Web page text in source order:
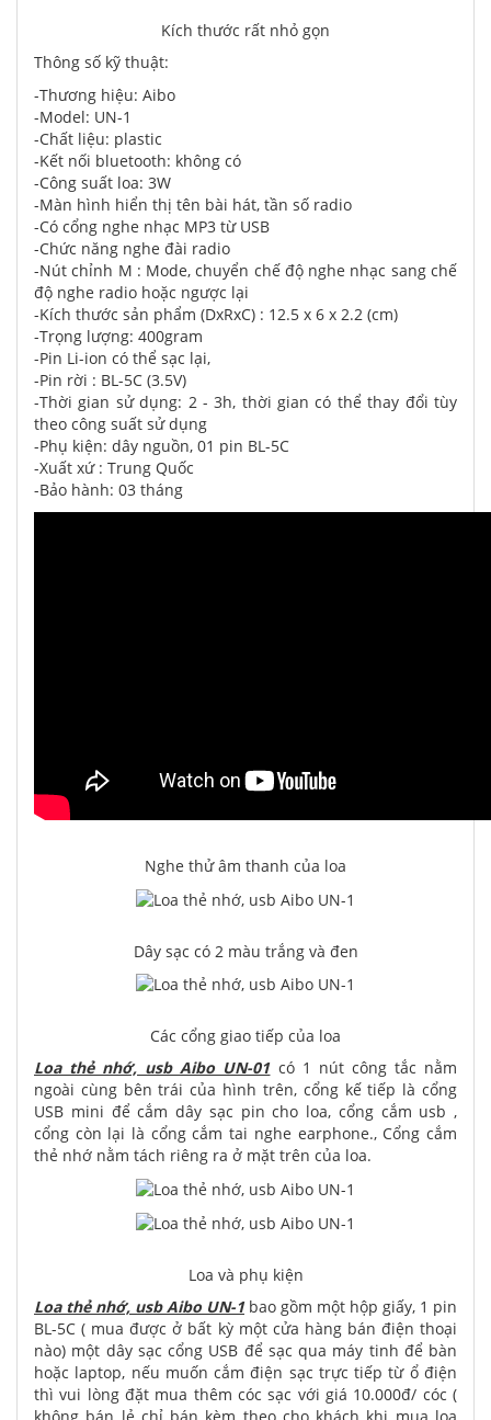
Kích thước rất nhỏ gọn
Thông số kỹ thuật:
-Thương hiệu: Aibo
-Model: UN-1
-Chất liệu: plastic
-Kết nối bluetooth: không có
-Công suất loa: 3W
-Màn hình hiển thị tên bài hát, tần số radio
-Có cổng nghe nhạc MP3 từ USB
-Chức năng nghe đài radio
-Nút chỉnh M : Mode, chuyển chế độ nghe nhạc sang chế
độ nghe radio hoặc ngược lại
-Kích thước sản phẩm (DxRxC) : 12.5 x 6 x 2.2 (cm)
-Trọng lượng: 400gram
-Pin Li-ion có thể sạc lại,
-Pin rời : BL-5C (3.5V)
-Thời gian sử dụng: 2 - 3h, thời gian có thể thay đổi tùy
theo công suất sử dụng
-Phụ kiện: dây nguồn, 01 pin BL-5C
-Xuất xứ : Trung Quốc
-Bảo hành: 03 tháng
Nghe thử âm thanh của loa
Dây sạc có 2 màu trắng và đen
Các cổng giao tiếp của loa
Loa thẻ nhớ, usb Aibo UN-01có 1 nút công tắc nằm
ngoài cùng bên trái của hình trên, cổng kế tiếp là cổng
USB mini để cắm dây sạc pin cho loa, cổng cắm usb ,
cổng còn lại là cổng cắm tai nghe earphone., Cổng cắm
thẻ nhớ nằm tách riêng ra ở mặt trên của loa.
Loa và phụ kiện
Loa thẻ nhớ, usb Aibo UN-1bao gồm một hộp giấy, 1 pin
BL-5C ( mua được ở bất kỳ một cửa hàng bán điện thoại
nào) một dây sạc cổng USB để sạc qua máy tinh để bàn
hoặc laptop, nếu muốn cắm điện sạc trực tiếp từ ổ điện
thì vui lòng đặt mua thêm cóc sạc với giá 10.000đ/ cóc (